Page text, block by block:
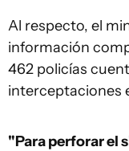
Al respecto, el
información
462 policías
interceptaciones
"Para perforar el